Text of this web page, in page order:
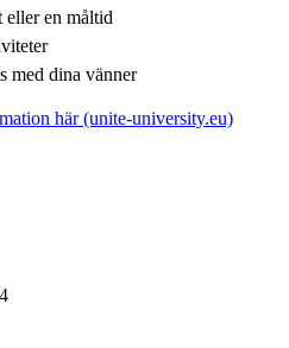
eller en måltid
med dina vänner
här (unite-university.eu)